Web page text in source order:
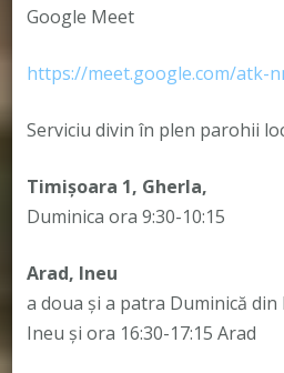
Google Meet
https://meet.google.com/atk-
Serviciu divin în plen parohii
Timișoara 1, Gherla,
Duminica ora 9:30-10:15
Arad, Ineu
a doua și a patra Duminică din
Ineu și ora 16:30-17:15 Arad